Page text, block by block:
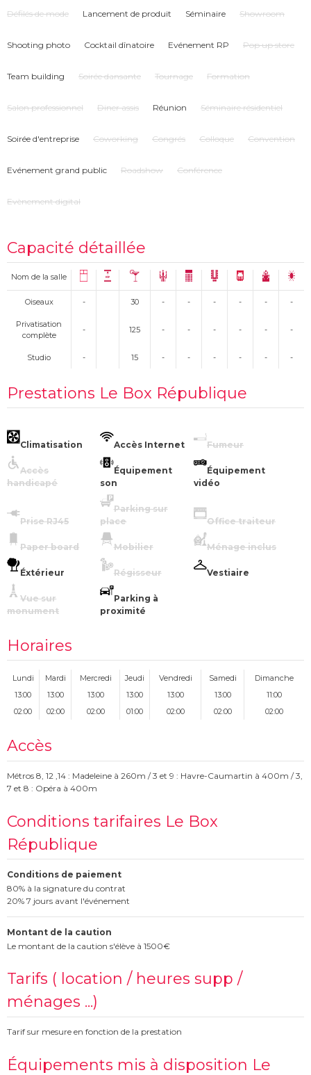
Défilés de mode Lancement de produit Séminaire Showroom
Shooting photo Cocktail dînatoire Evénement RP Pop up store
Team building Soirée dansante Tournage Formation
Salon professionnel Diner assis Réunion Séminaire résidentiel
Soirée d'entreprise Coworking Congrés Colloque Convention
Evénement grand public Roadshow Conférence
Evènement digital
Capacité détaillée
Nom de la salle
Oiseaux - 30 - - - - - -
Privatisation
complète
- 125 - - - - - -
Studio - 15 - - - - - -
Prestations Le Box République
Climatisation Accès Internet Fumeur
Accès
handicapé
Équipement
son
Équipement
vidéo
Prise RJ45
Parking sur
place
Office traiteur
Paper board Mobilier Ménage inclus
Éxtérieur Régisseur Vestiaire
Vue sur
monument
Parking à
proximité
Horaires
Lundi Mardi Mercredi Jeudi Vendredi Samedi
Dimanche
13:00
13:00 13:00 13:00 13:00 13:00
11:00
02:00
02:00 02:00 01:00 02:00 02:00 02:00
Accès
Métros 8, 12 ,14 : Madeleine à 260m / 3 et 9 : Havre-Caumartin à 400m / 3,
7 et 8 : Opéra à 400m
Conditions tarifaires Le Box
République
Conditions de paiement
80% à la signature du contrat
20% 7 jours avant l'événement
Montant de la caution
Le montant de la caution s'élève à 1500€
Tarifs ( location / heures supp /
ménages ...)
Tarif sur mesure en fonction de la prestation
Équipements mis à disposition Le